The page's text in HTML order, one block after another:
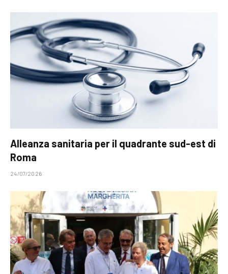
Alleanza sanitaria per il quadrante sud-est di
Roma
24/07/2026